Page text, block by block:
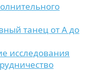
танец от А до
исследования